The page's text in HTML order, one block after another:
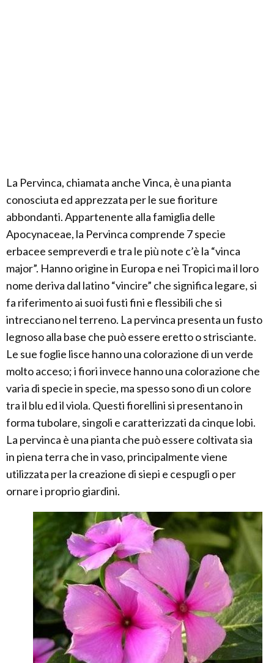
La Pervinca, chiamata anche Vinca, è una pianta
conosciuta ed apprezzata per le sue fioriture
abbondanti. Appartenente alla famiglia delle
Apocynaceae, la Pervinca comprende 7 specie
erbacee sempreverdi e tra le più note c’è la “vinca
major”. Hanno origine in Europa e nei Tropici ma il loro
nome deriva dal latino “vincire” che significa legare, si
fa riferimento ai suoi fusti fini e flessibili che si
intrecciano nel terreno. La pervinca presenta un fusto
legnoso alla base che può essere eretto o strisciante.
Le sue foglie lisce hanno una colorazione di un verde
molto acceso; i fiori invece hanno una colorazione che
varia di specie in specie, ma spesso sono di un colore
tra il blu ed il viola. Questi fiorellini si presentano in
forma tubolare, singoli e caratterizzati da cinque lobi.
La pervinca è una pianta che può essere coltivata sia
in piena terra che in vaso, principalmente viene
utilizzata per la creazione di siepi e cespugli o per
ornare i proprio giardini.